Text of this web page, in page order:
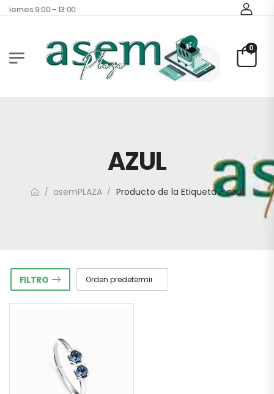
Viernes 9:00 - 13:00
0
AZUL
/ asemPLAZA / Producto de la Etiqueta - azul
FILTRO